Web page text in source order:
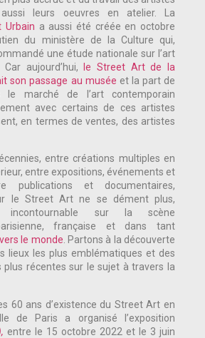
leurs oeuvres en atelier. La
Urbain a aussi été créée en octobre
du ministère de la Culture qui,
une étude nationale sur l’art
aujourd’hui,
le Street Art de la
son passage au musée et la part de
le marché de l’art contemporain
avec certains de ces artistes
en termes de ventes, des artistes
entre créations multiples en
entre expositions, événements et
publications et documentaires,
le Street Art ne se dément plus,
incontournable sur la scène
française et dans tant
le monde. Partons à la découverte
lieux les plus emblématiques et des
récentes sur le sujet à travers la
60 ans d’existence du Street Art en
de Paris a organisé l’exposition
entre le 15 octobre 2022 et le 3 juin